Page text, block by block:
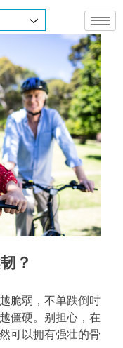
？
脆弱，不单跌倒时
僵硬。别担心，在
可以拥有强壮的骨